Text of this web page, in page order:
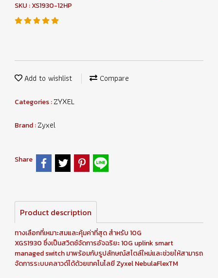
SKU : XS1930-12HP
Add to wishlist Compare
Categories :ZYXEL
Brand :Zyxel
Share
Product description
ทางเลือกที่เหมาะสมและคุ้มค่าที่สุด สำหรับ 10G
XGS1930 ซึ่งเป็นสวิตช์จัดการอัจฉริยะ 10G uplink smart
managed switch มาพร้อมกับรูปลักษณ์สไตล์ใหม่และช่วยให้สามารถ
จัดการระบบคลาวด์ได้ด้วยเทคโนโลยี Zyxel NebulaFlexTM